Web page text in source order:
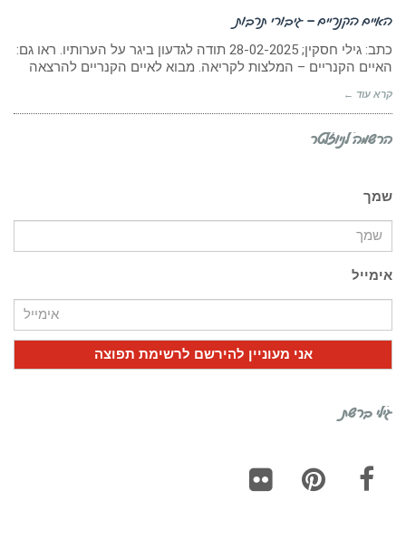
האיים הקנריים – גיבורי תרבות
כתב: גילי חסקין; 28-02-2025 תודה לגדעון ביגר על הערותיו. ראו גם:
האיים הקנריים – המלצות לקריאה. מבוא לאיים הקנריים להרצאה
קרא עוד ←
הרשמה לניוזלטר
שמך
אימייל
גילי ברשת